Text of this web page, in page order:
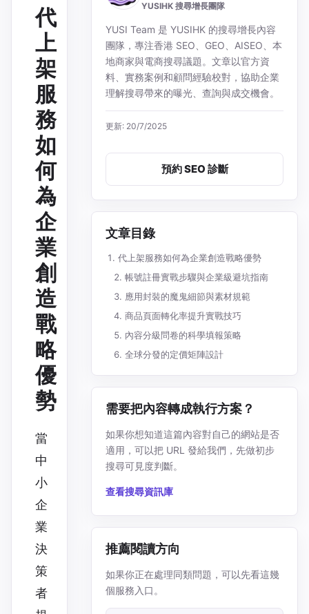
代
上
架
服
務
如
何
為
企
業
創
造
戰
略
優
勢
當
中
小
企
業
決
策
者
YUSIHK 搜尋增長團隊
YUSI Team 是 YUSIHK 的搜尋增長內容
團隊，專注香港 SEO、GEO、AISEO、本
地商家與電商搜尋議題。文章以官方資
料、實務案例和顧問經驗校對，協助企業
理解搜尋帶來的曝光、查詢與成交機會。
更新: 20/7/2025
預約 SEO 診斷
文章目錄
代上架服務如何為企業創造戰略優勢
帳號註冊實戰步驟與企業級避坑指南
應用封裝的魔鬼細節與素材規範
商品頁面轉化率提升實戰技巧
內容分級問卷的科學填報策略
全球分發的定價矩陣設計
需要把內容轉成執行方案？
如果你想知道這篇內容對自己的網站是否
適用，可以把 URL 發給我們，先做初步
搜尋可見度判斷。
查看搜尋資訊庫
推薦閱讀方向
如果你正在處理同類問題，可以先看這幾
個服務入口。